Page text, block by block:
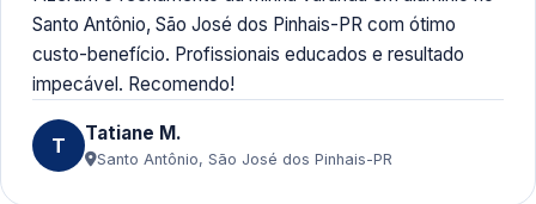
Santo Antônio, São José dos Pinhais-PR com ótimo
custo-benefício. Profissionais educados e resultado
impecável. Recomendo!
T Tatiane M.
Santo Antônio, São José dos Pinhais-PR